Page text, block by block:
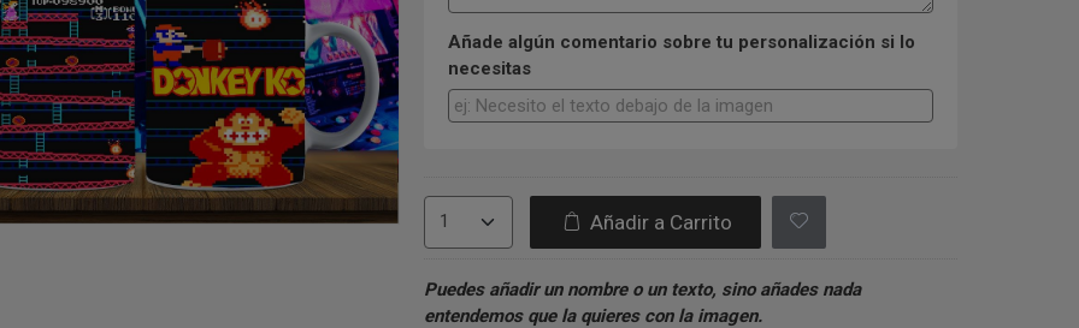
Añade algún comentario sobre tu personalización si lo
necesitas
Añadir a Carrito
Puedes añadir un nombre o un texto, sino añades nada
entendemos que la quieres con la imagen.